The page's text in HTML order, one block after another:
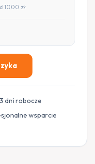
1000 zł
dni robocze
wsparcie